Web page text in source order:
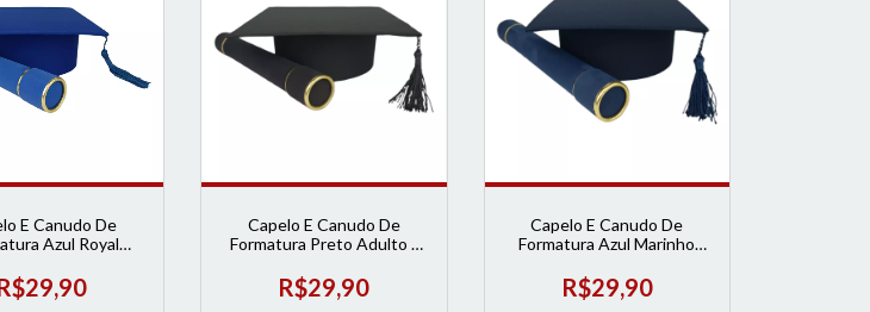
E Canudo De
Azul Royal
Capelo E Canudo De
Formatura Preto Adulto |
R$29,90
Capelo E Canudo De
Formatura Azul Marinho
R$29,90